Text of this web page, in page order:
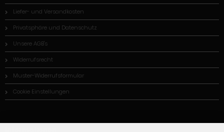
Liefer- und Versandkosten
Privatsphäre und Datenschutz
Unsere AGB's
Widerrufsrecht
Muster-Widerrufsformular
Cookie Einstellungen